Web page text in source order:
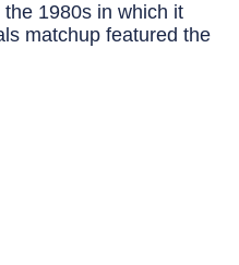
1980s in which it
matchup featured the